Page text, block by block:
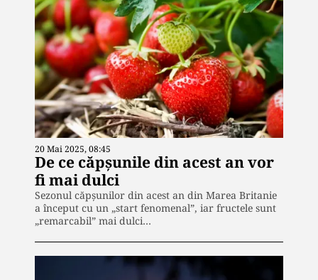
20 Mai 2025, 08:45
De ce căpșunile din acest an vor
fi mai dulci
Sezonul căpșunilor din acest an din Marea Britanie
a început cu un „start fenomenal”, iar fructele sunt
„remarcabil” mai dulci…